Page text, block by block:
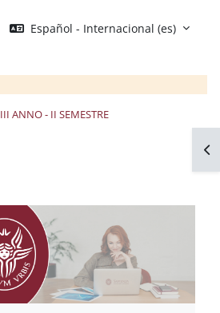
Español - Internacional ‎(es)‎
III ANNO - II SEMESTRE